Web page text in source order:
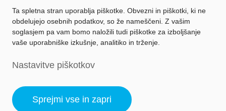
Podatki o podjetju
Nastavitev piškotkov
Ta spletna stran uporablja piškotke. Obvezni in piškotki, ki ne
obdelujejo osebnih podatkov, so že nameščeni. Z vašim
soglasjem pa vam bomo naložili tudi piškotke za izboljšanje
vaše uporabniške izkušnje, analitiko in trženje.
Nastavitve piškotkov
Sprejmi vse in zapri